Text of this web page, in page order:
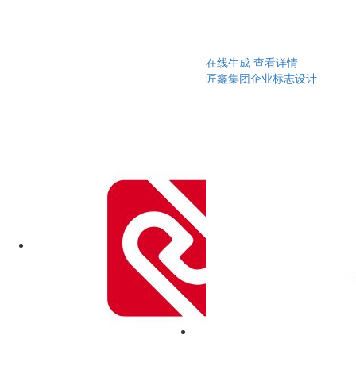
在线生成 查看详情
匠鑫集团企业标志设计